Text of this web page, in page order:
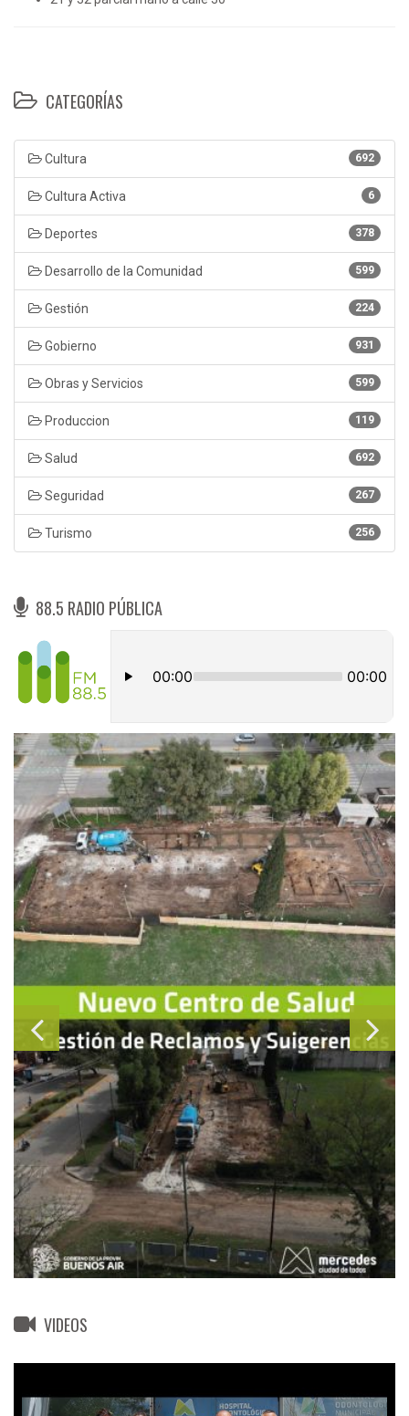
CATEGORÍAS
692
Cultura
6
Cultura Activa
378
Deportes
599
Desarrollo de la Comunidad
224
Gestión
931
Gobierno
599
Obras y Servicios
119
Produccion
692
Salud
267
Seguridad
256
Turismo
88.5 RADIO PÚBLICA
VIDEOS